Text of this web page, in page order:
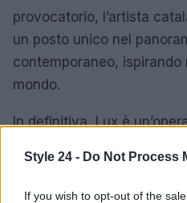
Style 24 - Do Not Process
If you wish to opt-out of the
provocatorio, l’artista
un posto unico nel
contemporaneo,
mondo.
In definitiva, Lux è
universali e profondi,
possa essere carica di